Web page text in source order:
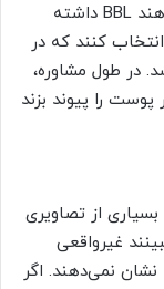
انجام این روش است. افرادی که هنوز می‌خواهند BBL داشته
کنند که در
در طول مشاوره،
را پیوند بزند
از تصاویری
غیرواقعی
نمی‌دهند. اگر